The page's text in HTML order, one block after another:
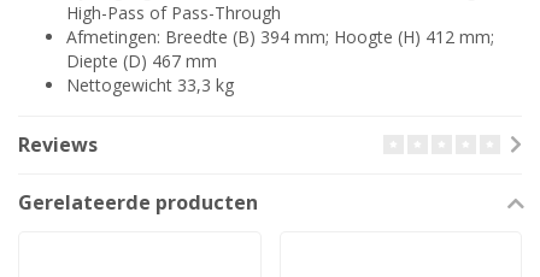
High-Pass of Pass-Through
Afmetingen: Breedte (B) 394 mm; Hoogte (H) 412 mm;
Diepte (D) 467 mm
Nettogewicht 33,3 kg
Reviews
Gerelateerde producten